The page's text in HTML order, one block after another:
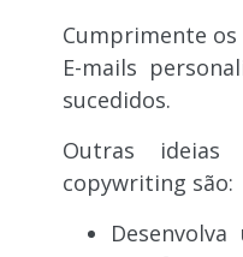
Cumprimente
E-mails
sucedidos.
Outras ideias
copywriting são: